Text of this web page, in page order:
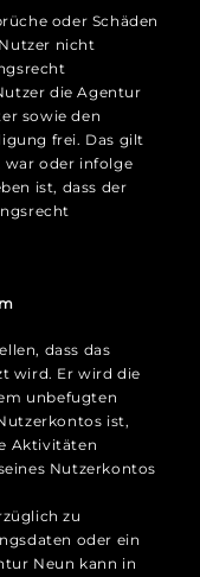
oder Schäden
nicht
die Agentur
sowie den
frei. Das gilt
war oder infolge
ist, dass der
dass das
wird. Er wird die
unbefugten
ist,
Aktivitäten
Nutzerkontos
zu
oder ein
Neun kann in